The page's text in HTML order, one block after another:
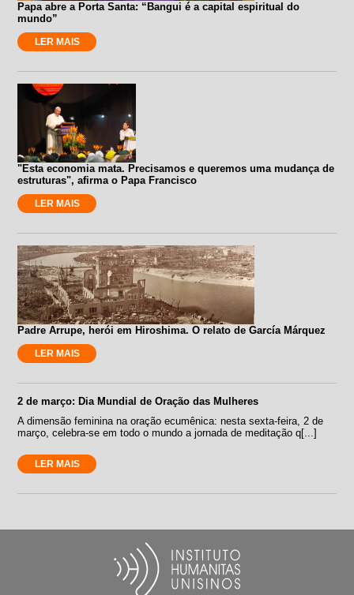
Papa abre a Porta Santa: “Bangui é a capital espiritual do
mundo”
LER MAIS
"Esta economia mata. Precisamos e queremos uma mudança de
estruturas", afirma o Papa Francisco
LER MAIS
Padre Arrupe, herói em Hiroshima. O relato de García Márquez
LER MAIS
2 de março: Dia Mundial de Oração das Mulheres
A dimensão feminina na oração ecumênica: nesta sexta-feira, 2 de
março, celebra-se em todo o mundo a jornada de meditação q[...]
LER MAIS